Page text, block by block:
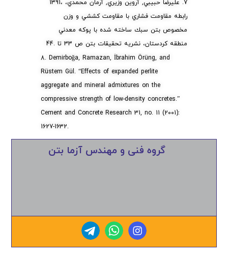
7. عليرضا حبيبي, آروين وزيري, آرمان محمدي، ،1391
رابطه مقاومت فشاري با مقاومت كششي و وزن
مخصوص بتن سبك ساخته شده با پوكه معدني
منطقه كردستان، نشريه تحقيقات بتن ص 33 تا .44
8. Demirboğa, Ramazan, İbrahim Örüng, and
Rüstem Gül. “Effects of expanded perlite
aggregate and mineral admixtures on the
compressive strength of low-density concretes.”
Cement and Concrete Research 31, no. 11 (2001):
1627-1632.
گروه فنی و مهندس آزما بتن